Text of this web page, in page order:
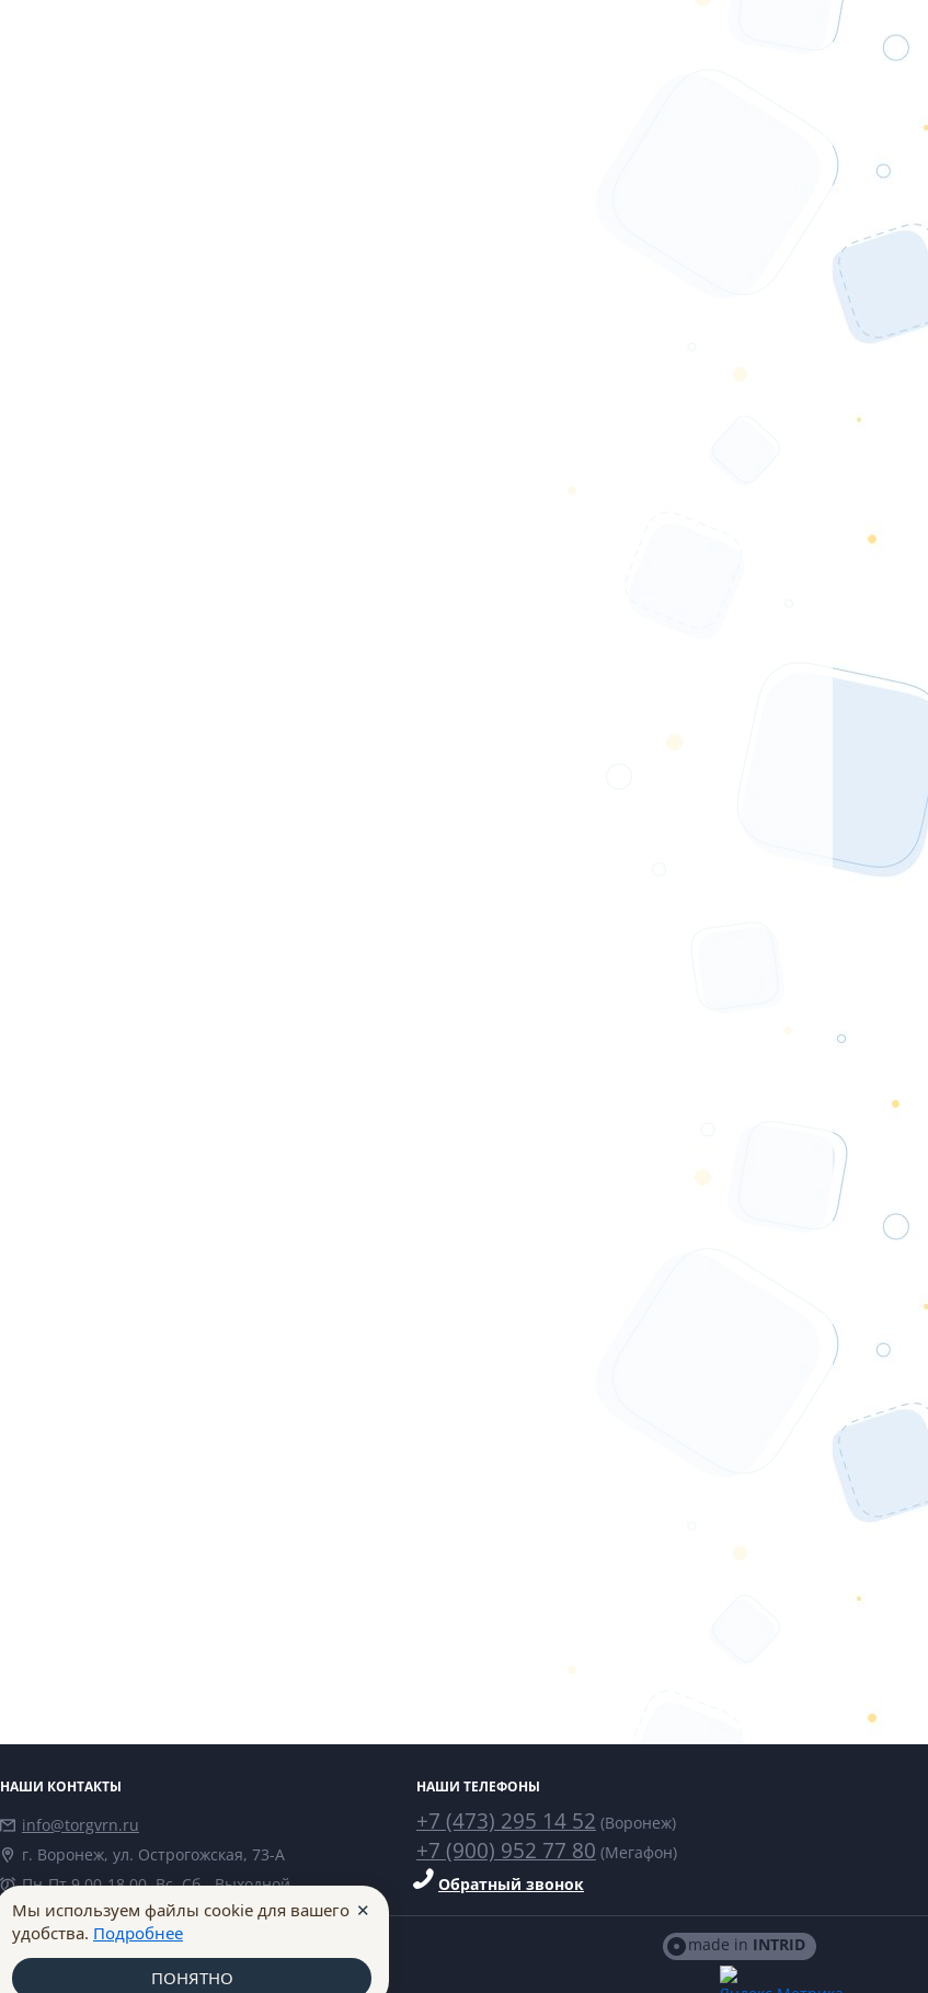
НАШИ КОНТАКТЫ
info@torgvrn.ru
г. Воронеж, ул. Острогожская, 73-А
Пн-Пт 9.00-18.00, Вс, Сб - Выходной
НАШИ ТЕЛЕФОНЫ
+7 (473) 295 14 52 (Воронеж)
+7 (900) 952 77 80 (Мегафон)
Обратный звонок
made in INTRID
Мы используем файлы cookie для вашего
удобства. Подробнее
✕
ПОНЯТНО